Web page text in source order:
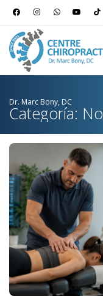
Dr. Marc Bony, DC
Categoría: